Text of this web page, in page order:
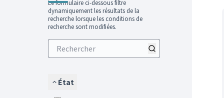
Le formulaire ci-dessous filtre
dynamiquement les résultats de la
recherche lorsque les conditions de
recherche sont modifiées.
État